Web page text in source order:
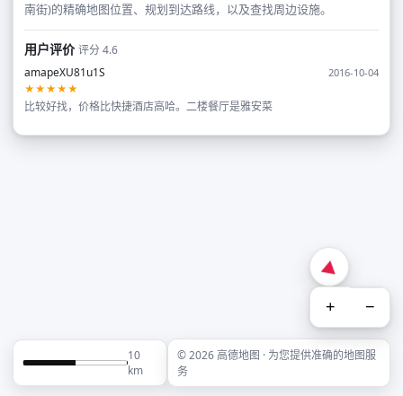
南街)的精确地图位置、规划到达路线，以及查找周边设施。
用户评价评分 4.6
amapeXU81u1S
2016-10-04
★★★★★
比较好找，价格比快捷酒店高哈。二楼餐厅是雅安菜
+ −
10
km
© 2026 高德地图 · 为您提供准确的地图服
务